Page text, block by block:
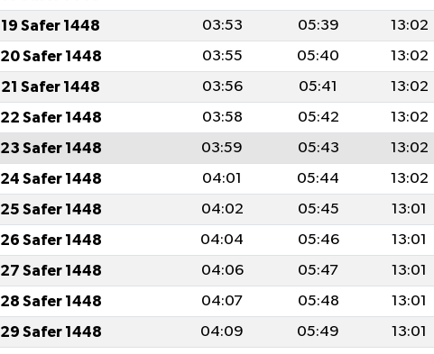
19 Safer 1448 03:53 05:39 13:02
20 Safer 1448 03:55 05:40 13:02
21 Safer 1448 03:56 05:41 13:02
22 Safer 1448 03:58 05:42 13:02
23 Safer 1448 03:59 05:43 13:02
24 Safer 1448 04:01 05:44 13:02
25 Safer 1448 04:02 05:45 13:01
26 Safer 1448 04:04 05:46 13:01
27 Safer 1448 04:06 05:47 13:01
28 Safer 1448 04:07 05:48 13:01
29 Safer 1448 04:09 05:49 13:01